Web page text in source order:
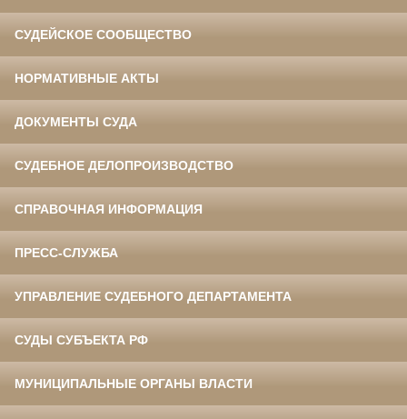
СУДЕЙСКОЕ СООБЩЕСТВО
НОРМАТИВНЫЕ АКТЫ
ДОКУМЕНТЫ СУДА
СУДЕБНОЕ ДЕЛОПРОИЗВОДСТВО
СПРАВОЧНАЯ ИНФОРМАЦИЯ
ПРЕСС-СЛУЖБА
УПРАВЛЕНИЕ СУДЕБНОГО ДЕПАРТАМЕНТА
СУДЫ СУБЪЕКТА РФ
МУНИЦИПАЛЬНЫЕ ОРГАНЫ ВЛАСТИ